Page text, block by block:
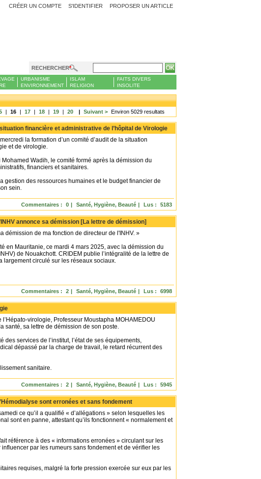
PROPOSER UN ARTICLE
CRÉER UN COMPTE S'IDENTIFIER
RECHERCHER
URBANISME
ENVIRONNEMENT
ISLAM
RELIGION
FAITS DIVERS
INSOLITE
| 16 | 17 | 18 | 19 | 20 | Suivant > Environ 5029 resultats
financière et administrative de l’hôpital de Virologie
la formation d’un comité d’audit de la situation
et de virologie.
Wadih, le comité formé après la démission du
financiers et sanitaires.
gestion des ressources humaines et le budget financier de
sein.
Lus : 5183
Santé, Hygiène, Beauté |
Commentaires : 0 |
annonce sa démission [La lettre de démission]
démission de ma fonction de directeur de l'INHV. »
en Mauritanie, ce mardi 4 mars 2025, avec la démission du
de Nouakchott. CRIDEM publie l’intégralité de la lettre de
largement circulé sur les réseaux sociaux.
Lus : 6998
Santé, Hygiène, Beauté |
Commentaires : 2 |
virologie, Professeur Moustapha MOHAMEDOU
santé, sa lettre de démission de son poste.
des services de l’institut, l’état de ses équipements,
dépassé par la charge de travail, le retard récurrent des
sanitaire.
Lus : 5945
Santé, Hygiène, Beauté |
Commentaires : 2 |
sont erronées et sans fondement
ce qu’il a qualifié « d’allégations » selon lesquelles les
sont en panne, attestant qu’ils fonctionnent « normalement et
référence à des « informations erronées » circulant sur les
par les rumeurs sans fondement et de vérifier les
requises, malgré la forte pression exercée sur eux par les